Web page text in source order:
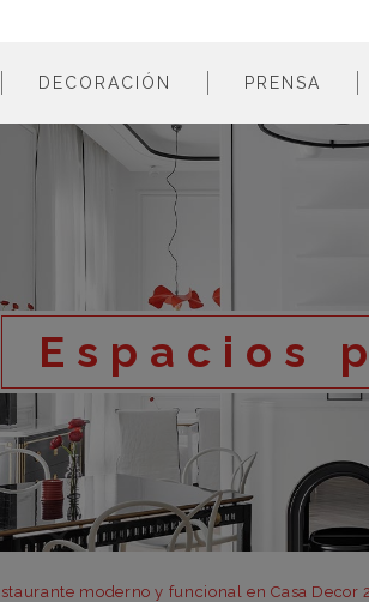
DECORACIÓN
estancias
colores
PRENSA
Espacios
moderno y funcional en Casa Decor